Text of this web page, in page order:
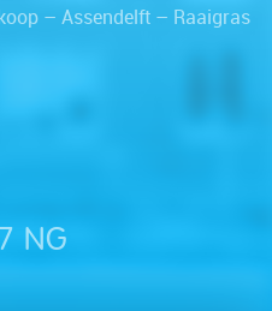
– Assendelft – Raaigras
NG